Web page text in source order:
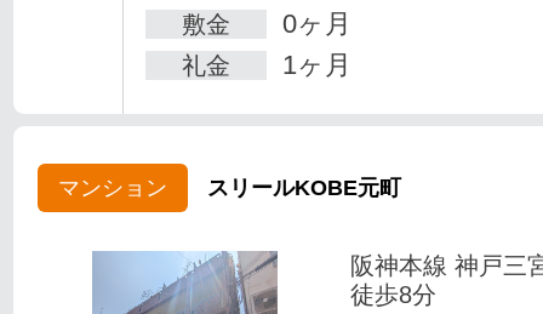
敷金 0ヶ月
礼金 1ヶ月
マンション スリールKOBE元町
阪神本線 神戸三
徒歩8分